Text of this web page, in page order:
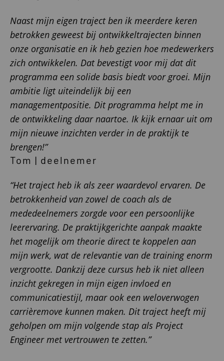
Naast mijn eigen traject ben ik meerdere keren
betrokken geweest bij ontwikkeltrajecten binnen
onze organisatie en ik heb gezien hoe medewerkers
zich ontwikkelen. Dat bevestigt voor mij dat dit
programma een solide basis biedt voor groei. Mijn
ambitie ligt uiteindelijk bij een
managementpositie. Dit programma helpt me in
de ontwikkeling daar naartoe. Ik kijk ernaar uit om
mijn nieuwe inzichten verder in de praktijk te
brengen!”
Tom | deelnemer
“Het traject heb ik als zeer waardevol ervaren. De
betrokkenheid van zowel de coach als de
mededeelnemers zorgde voor een persoonlijke
leerervaring. De praktijkgerichte aanpak maakte
het mogelijk om theorie direct te koppelen aan
mijn werk, wat de relevantie van de training enorm
vergrootte. Dankzij deze cursus heb ik niet alleen
inzicht gekregen in mijn eigen invloed en
communicatiestijl, maar ook een weloverwogen
carrièremove kunnen maken. Dit traject heeft mij
geholpen om mijn volgende stap als Project
Engineer met vertrouwen te zetten.”